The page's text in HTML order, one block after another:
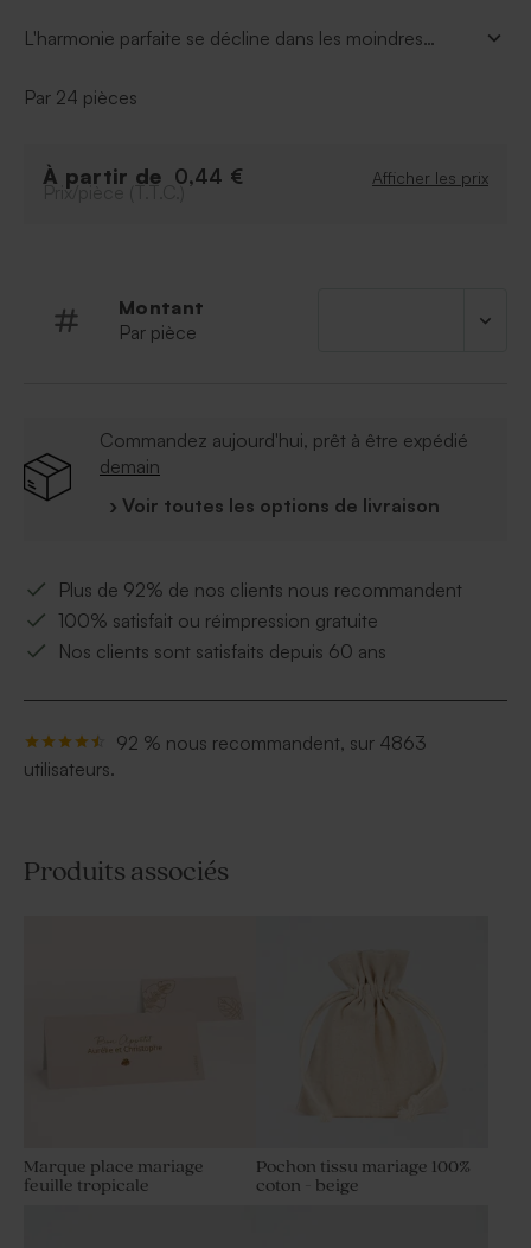
L'harmonie parfaite se décline dans les moindres
remerciements, voilà le
vos remerciements mariage.
Par 24 pièces
À partir de 0,44 € Afficher les prix
Prix/pièce (T.T.C.)
Montant
Par pièce
Commandez aujourd'hui, prêt à être expédié
demain
› Voir toutes les options de livraison
Plus de 92% de nos clients nous recommandent
100% satisfait ou réimpression gratuite
Nos clients sont satisfaits depuis 60 ans
92 % nous recommandent, sur 4863
utilisateurs.
Produits associés
Marque place mariage
feuille tropicale
Pochon tissu mariage 100%
coton - beige